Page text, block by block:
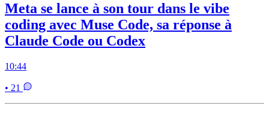
Meta se lance à son tour dans le vibe
coding avec Muse Code, sa réponse à
Claude Code ou Codex
10:44
• 21